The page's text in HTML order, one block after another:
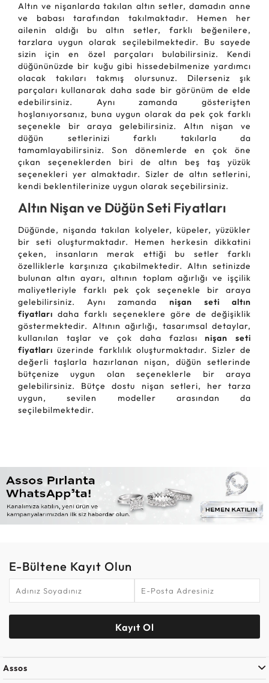
Altın ve nişanlarda takılan altın setler, damadın anne
ve babası tarafından takılmaktadır. Hemen her
ailenin aldığı bu altın setler, farklı beğenilere,
tarzlara uygun olarak seçilebilmektedir. Bu sayede
sizin için en özel parçaları bulabilirsiniz. Kendi
düğününüzde bir kuğu gibi hissedebilmenize yardımcı
olacak takıları takmış olursunuz. Dilerseniz şık
parçaları kullanarak daha sade bir görünüm de elde
edebilirsiniz. Aynı zamanda gösterişten
hoşlanıyorsanız, buna uygun olarak da pek çok farklı
seçenekle bir araya gelebilirsiniz. Altın nişan ve
düğün setlerinizi farklı takılarla da
tamamlayabilirsiniz. Son dönemlerde en çok öne
çıkan seçeneklerden biri de altın beş taş yüzük
seçenekleri yer almaktadır. Sizler de altın setlerini,
kendi beklentilerinize uygun olarak seçebilirsiniz.
Altın Nişan ve Düğün Seti Fiyatları
Düğünde, nişanda takılan kolyeler, küpeler, yüzükler
bir seti oluşturmaktadır. Hemen herkesin dikkatini
çeken, insanların merak ettiği bu setler farklı
özelliklerle karşınıza çıkabilmektedir. Altın setinizde
bulunan altın ayarı, altının toplam ağırlığı ve işçilik
maliyetleriyle farklı pek çok seçenekle bir araya
gelebilirsiniz. Aynı zamanda nişan seti altın
fiyatları daha farklı seçeneklere göre de değişiklik
göstermektedir. Altının ağırlığı, tasarımsal detaylar,
kullanılan taşlar ve çok daha fazlasınişan seti
fiyatlarıüzerinde farklılık oluşturmaktadır. Sizler de
değerli taşlarla hazırlanan nişan, düğün setlerinde
bütçenize uygun olan seçeneklerle bir araya
gelebilirsiniz. Bütçe dostu nişan setleri, her tarza
uygun, sevilen modeller arasından da
seçilebilmektedir.
E-Bültene Kayıt Olun
Kayıt Ol
Assos